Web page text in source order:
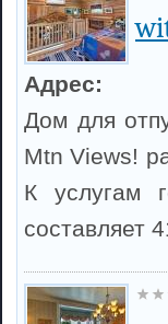
Адрес:
Дом для
Mtn Views!
К услугам
составляет